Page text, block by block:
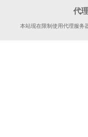
代
本站现在限制使用代理服务